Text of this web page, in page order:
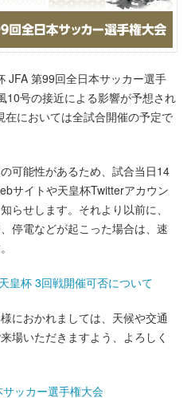
JFA 第99回全日本サッカー選手
10号の接近による影響が予想され
においては全試合開催の予定で
可能性があるため、試合当日14
サイトや天皇杯Twitterアカウン
らせします。それより以前に、
停電などが起こった場合は、速
皇杯 3回戦開催可否について
におかれましては、天候や交通
場いただきますよう、よろしく
ッカー選手権大会